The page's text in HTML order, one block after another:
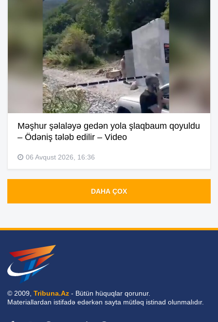
Məşhur şəlaləyə gedən yola şlaqbaum qoyuldu
– Ödəniş tələb edilir – Video
06 Avqust 2026, 16:36
DAHA ÇOX
© 2009, Tribuna.Az - Bütün hüquqlar qorunur.
Materiallardan istifadə edərkən sayta mütləq istinad olunmalıdır.